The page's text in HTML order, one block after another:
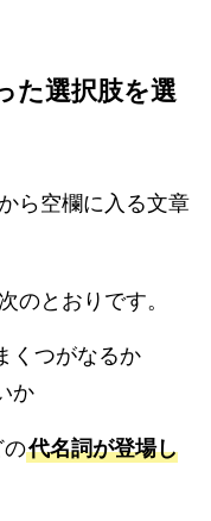
た選択肢を選
ら空欄に入る文章
のとおりです。
くつがなるか
か
の代名詞が登場し